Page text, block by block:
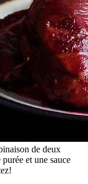
de deux
et une sauce